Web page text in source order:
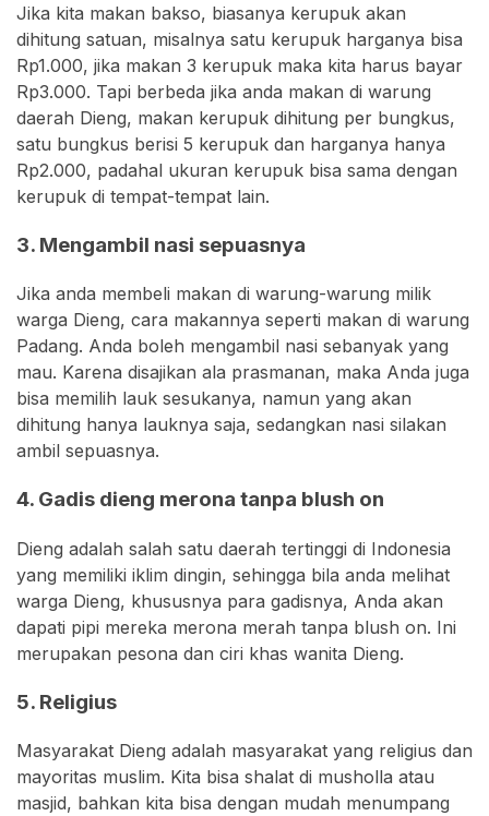
Jika kita makan bakso, biasanya kerupuk akan
dihitung satuan, misalnya satu kerupuk harganya bisa
Rp1.000, jika makan 3 kerupuk maka kita harus bayar
Rp3.000. Tapi berbeda jika anda makan di warung
daerah Dieng, makan kerupuk dihitung per bungkus,
satu bungkus berisi 5 kerupuk dan harganya hanya
Rp2.000, padahal ukuran kerupuk bisa sama dengan
kerupuk di tempat-tempat lain.
3. Mengambil nasi sepuasnya
Jika anda membeli makan di warung-warung milik
warga Dieng, cara makannya seperti makan di warung
Padang. Anda boleh mengambil nasi sebanyak yang
mau. Karena disajikan ala prasmanan, maka Anda juga
bisa memilih lauk sesukanya, namun yang akan
dihitung hanya lauknya saja, sedangkan nasi silakan
ambil sepuasnya.
4. Gadis dieng merona tanpa blush on
Dieng adalah salah satu daerah tertinggi di Indonesia
yang memiliki iklim dingin, sehingga bila anda melihat
warga Dieng, khususnya para gadisnya, Anda akan
dapati pipi mereka merona merah tanpa blush on. Ini
merupakan pesona dan ciri khas wanita Dieng.
5. Religius
Masyarakat Dieng adalah masyarakat yang religius dan
mayoritas muslim. Kita bisa shalat di musholla atau
masjid, bahkan kita bisa dengan mudah menumpang